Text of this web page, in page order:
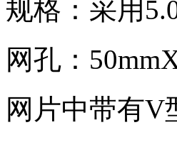
规格：采用
网孔：
网片中带有V